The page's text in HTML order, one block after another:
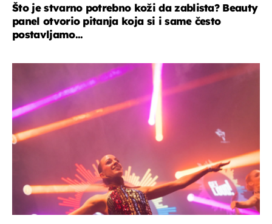
Što je stvarno potrebno koži da zablista? Beauty
panel otvorio pitanja koja si i same često
postavljamo...